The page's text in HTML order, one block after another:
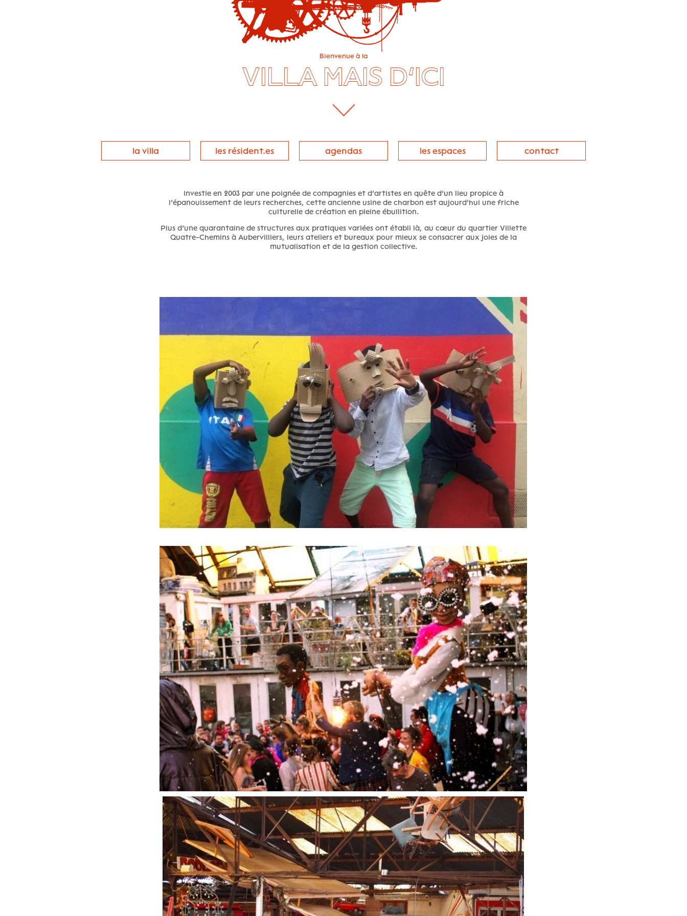
Bienvenue à la
VILLA MAIS D’ICI
la villa les résident.es agendas les espaces contact
Investie en 2003 par une poignée de compagnies et d’artistes en quête d’un lieu propice à
l’épanouissement de leurs recherches, cette ancienne usine de charbon est aujourd’hui une friche
culturelle de création en pleine ébullition.
Plus d’une quarantaine de structures aux pratiques variées ont établi là, au cœur du quartier Villette
Quatre-Chemins à Aubervilliers, leurs ateliers et bureaux pour mieux se consacrer aux joies de la
mutualisation et de la gestion collective.